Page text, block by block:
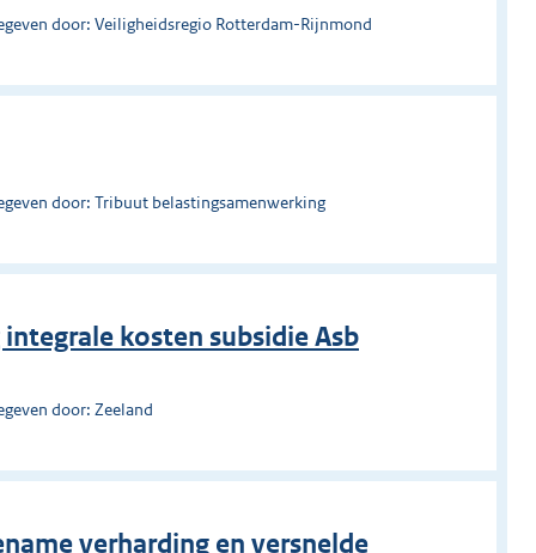
door: Veiligheidsregio Rotterdam-Rijnmond
door: Tribuut belastingsamenwerking
kosten subsidie Asb
door: Zeeland
verharding en versnelde